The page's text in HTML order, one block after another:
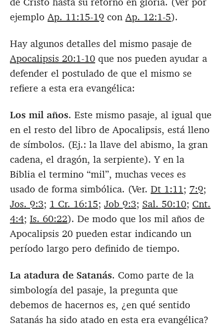
ejemploAp. 11:15-19 conAp. 12:1-5).
Hay algunos detalles del mismo pasaje de
Apocalipsis 20:1-10 que nos pueden ayudar a
defender el postulado de que el mismo se
refiere a esta era evangélica:
Los mil años. Este mismo pasaje, al igual que
en el resto del libro de Apocalipsis, está lleno
de símbolos. (Ej.: la llave del abismo, la gran
cadena, el dragón, la serpiente). Y en la
Biblia el termino “mil”, muchas veces es
usado de forma simbólica. (Ver. Dt 1:11; 7:9;
Jos. 9:3; 1 Cr. 16:15; Job 9:3; Sal. 50:10; Cnt.
4:4; Is. 60:22). De modo que los mil años de
Apocalipsis 20 pueden estar indicando un
período largo pero definido de tiempo.
La atadura de Satanás. Como parte de la
simbología del pasaje, la pregunta que
debemos de hacernos es, ¿en qué sentido
Satanás ha sido atado en esta era evangélica?